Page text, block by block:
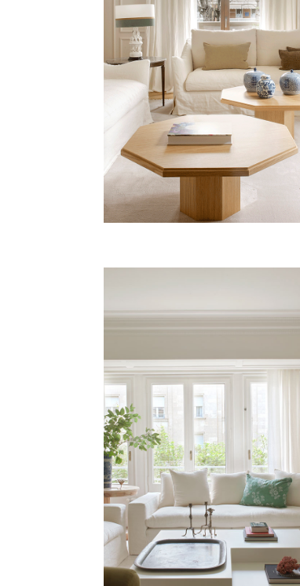
SANT JUST
Vivienda, Barcelona
BALMES
Vivienda, Barcelona